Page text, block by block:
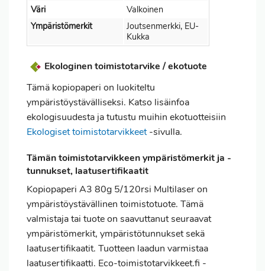
Väri
Valkoinen
Ympäristömerkit
Joutsenmerkki, EU-
Kukka
Ekologinen toimistotarvike / ekotuote
Tämä kopiopaperi on luokiteltu
ympäristöystävälliseksi. Katso lisäinfoa
ekologisuudesta ja tutustu muihin ekotuotteisiin
Ekologiset toimistotarvikkeet-sivulla.
Tämän toimistotarvikkeen ympäristömerkit ja -
tunnukset, laatusertifikaatit
Kopiopaperi A3 80g 5/120rsi Multilaser on
ympäristöystävällinen toimistotuote. Tämä
valmistaja tai tuote on saavuttanut seuraavat
ympäristömerkit, ympäristötunnukset sekä
laatusertifikaatit. Tuotteen laadun varmistaa
laatusertifikaatti. Eco-toimistotarvikkeet.fi -